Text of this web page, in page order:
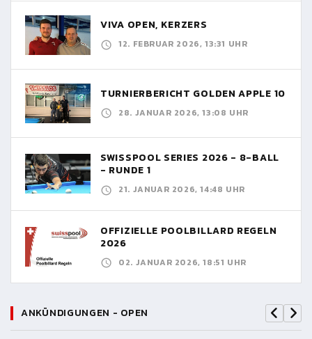
VIVA OPEN, KERZERS
12. FEBRUAR 2026, 13:31 UHR
TURNIERBERICHT GOLDEN APPLE 10
28. JANUAR 2026, 13:08 UHR
SWISSPOOL SERIES 2026 - 8-BALL
- RUNDE 1
21. JANUAR 2026, 14:48 UHR
OFFIZIELLE POOLBILLARD REGELN
2026
02. JANUAR 2026, 18:51 UHR
ANKÜNDIGUNGEN - OPEN